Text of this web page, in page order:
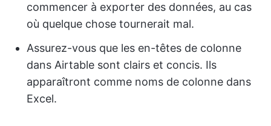
commencer à exporter des données, au cas
où quelque chose tournerait mal.
Assurez-vous que les en-têtes de colonne
dans Airtable sont clairs et concis. Ils
apparaîtront comme noms de colonne dans
Excel.